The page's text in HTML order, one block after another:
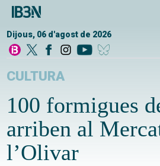
Dijous, 06 d'agost de 2026
CULTURA
100 formigues
arriben al
l’Olivar